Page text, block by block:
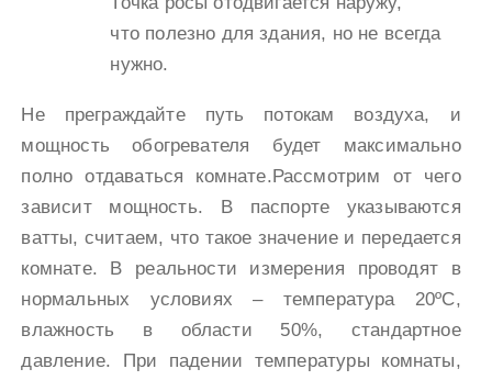
что полезно для здания, но не всегда
нужно.
Не преграждайте путь потокам воздуха, и
мощность обогревателя будет максимально
полно отдаваться комнате.Рассмотрим от чего
зависит мощность. В паспорте указываются
ватты, считаем, что такое значение и передается
комнате. В реальности измерения проводят в
нормальных условиях – температура 20ºС,
влажность в области 50%, стандартное
давление. При падении температуры комнаты,